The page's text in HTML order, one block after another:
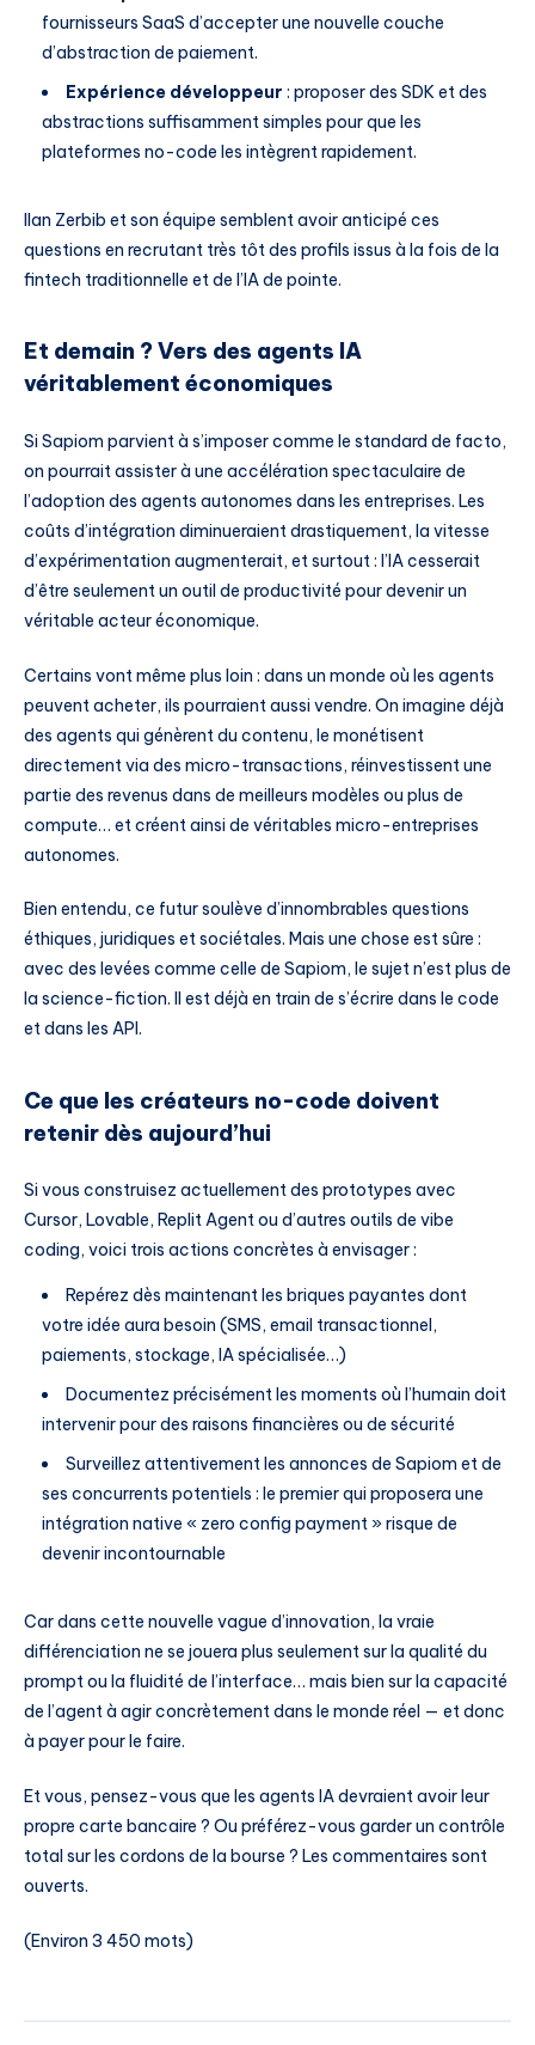
fournisseurs SaaS d’accepter une nouvelle couche
d’abstraction de paiement.
Expérience développeur : proposer des SDK et des
abstractions suffisamment simples pour que les
plateformes no-code les intègrent rapidement.
Ilan Zerbib et son équipe semblent avoir anticipé ces
questions en recrutant très tôt des profils issus à la fois de la
fintech traditionnelle et de l’IA de pointe.
Et demain ? Vers des agents IA
véritablement économiques
Si Sapiom parvient à s’imposer comme le standard de facto,
on pourrait assister à une accélération spectaculaire de
l’adoption des agents autonomes dans les entreprises. Les
coûts d’intégration diminueraient drastiquement, la vitesse
d’expérimentation augmenterait, et surtout : l’IA cesserait
d’être seulement un outil de productivité pour devenir un
véritable acteur économique.
Certains vont même plus loin : dans un monde où les agents
peuvent acheter, ils pourraient aussi vendre. On imagine déjà
des agents qui génèrent du contenu, le monétisent
directement via des micro-transactions, réinvestissent une
partie des revenus dans de meilleurs modèles ou plus de
compute… et créent ainsi de véritables micro-entreprises
autonomes.
Bien entendu, ce futur soulève d’innombrables questions
éthiques, juridiques et sociétales. Mais une chose est sûre :
avec des levées comme celle de Sapiom, le sujet n’est plus de
la science-fiction. Il est déjà en train de s’écrire dans le code
et dans les API.
Ce que les créateurs no-code doivent
retenir dès aujourd’hui
Si vous construisez actuellement des prototypes avec
Cursor, Lovable, Replit Agent ou d’autres outils de vibe
coding, voici trois actions concrètes à envisager :
Repérez dès maintenant les briques payantes dont
votre idée aura besoin (SMS, email transactionnel,
paiements, stockage, IA spécialisée…)
Documentez précisément les moments où l’humain doit
intervenir pour des raisons financières ou de sécurité
Surveillez attentivement les annonces de Sapiom et de
ses concurrents potentiels : le premier qui proposera une
intégration native « zero config payment » risque de
devenir incontournable
Car dans cette nouvelle vague d’innovation, la vraie
différenciation ne se jouera plus seulement sur la qualité du
prompt ou la fluidité de l’interface… mais bien sur la capacité
de l’agent à agir concrètement dans le monde réel — et donc
à payer pour le faire.
Et vous, pensez-vous que les agents IA devraient avoir leur
propre carte bancaire ? Ou préférez-vous garder un contrôle
total sur les cordons de la bourse ? Les commentaires sont
ouverts.
(Environ 3 450 mots)